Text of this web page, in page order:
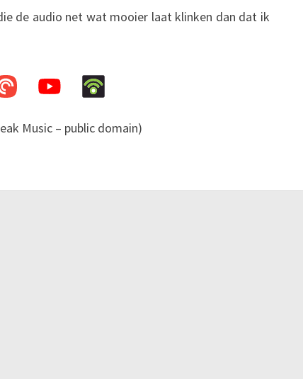
van Alkemade
de audio net wat mooier laat klinken dan dat ik
Music – public domain)